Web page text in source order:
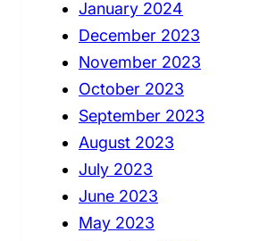
January 2024
December 2023
November 2023
October 2023
September 2023
August 2023
July 2023
June 2023
May 2023